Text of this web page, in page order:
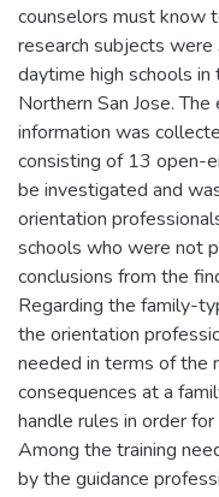
counselors must know
research subjects
daytime high schools
Northern San Jose.
information was
consisting of 13 open-
be investigated and
orientation
schools who were not
conclusions from the
Regarding the family-
the orientation
needed in terms of the
consequences at a
handle rules in order
Among the training
by the guidance